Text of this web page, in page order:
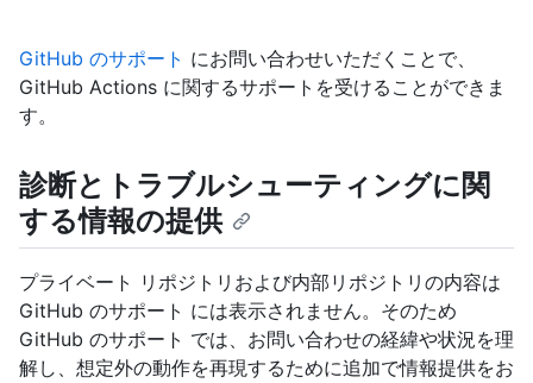
GitHub のサポート にお問い合わせいただくことで、
GitHub Actions に関するサポートを受けることができま
す。
診断とトラブルシューティングに関
する情報の提供
プライベート リポジトリおよび内部リポジトリの内容は
GitHub のサポート には表示されません。そのため
GitHub のサポート では、お問い合わせの経緯や状況を理
解し、想定外の動作を再現するために追加で情報提供をお